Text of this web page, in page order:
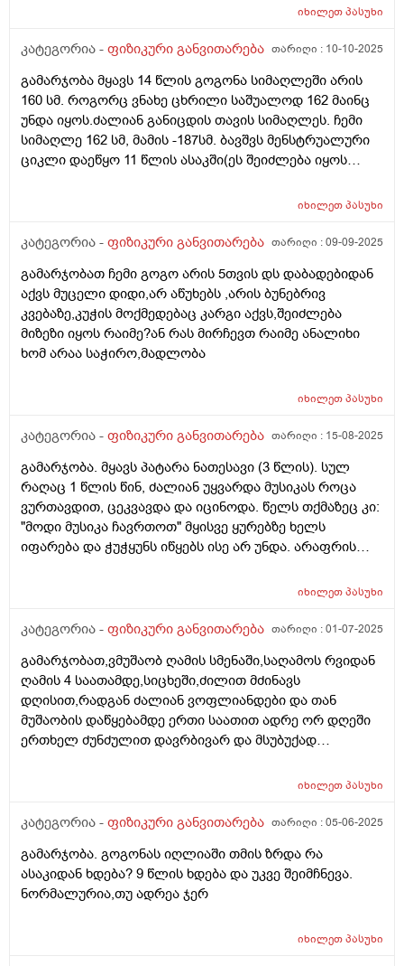
იხილეთპასუხი
კატეგორია - ფიზიკური განვითარება თარიღი : 10-10-2025
გამარჯობა მყავს 14 წლის გოგონა სიმაღლეში არის
160 სმ. როგორც ვნახე ცხრილი საშუალოდ 162 მაინც
უნდა იყოს.ძალიან განიცდის თავის სიმაღლეს. ჩემი
სიმაღლე 162 სმ, მამის -187სმ. ბავშვს მენსტრუალური
ციკლი დაეწყო 11 წლის ასაკში(ეს შეიძლება იყოს
მიღებას.ან რა რჩევა შეგიძლიათ რომ მომცეთ.
იხილეთპასუხი
კატეგორია - ფიზიკური განვითარება თარიღი :09-09-2025
გამარჯობათ ჩემი გოგო არის 5თვის დს დაბადებიდან
აქვს მუცელი დიდი,არ აწუხებს ,არის ბუნებრივ
კვებაზე,კუჭის მოქმედებაც კარგი აქვს,შეიძლება
მიზეზი იყოს რაიმე?ან რას მირჩევთ რაიმე ანალიხი
ხომ არაა საჭირო,მადლობა
იხილეთპასუხი
კატეგორია - ფიზიკური განვითარება თარიღი : 15-08-2025
გამარჯობა. მყავს პატარა ნათესავი (3 წლის). სულ
რაღაც 1 წლის წინ, ძალიან უყვარდა მუსიკას როცა
ვურთავდით, ცეკვავდა და იცინოდა. წელს თქმაზეც კი:
"მოდი მუსიკა ჩავრთოთ" მყისვე ყურებზე ხელს
იფარება და ჭუჭყუნს იწყებს ისე არ უნდა. არაფრის
ქმედებები ნორმალურია, გვეკონტაქტება ჩვეულებრივ
როგორ ფიქრობთ, რასთან შეიძლება გვქონდეს
იხილეთპასუხი
კატეგორია - ფიზიკური განვითარება თარიღი :01-07-2025
გამარჯობათ,ვმუშაობ ღამის სმენაში,საღამოს რვიდან
ღამის 4 საათამდე,სიცხეში,ძილით მძინავს
დღისით,რადგან ძალიან ვოფლიანდები და თან
მუშაობის დაწყებამდე ერთი საათით ადრე ორ დღეში
ერთხელ ძუნძულით დავრბივარ და მსუბუქად
სპორტული დანამატები,ერთი არის ფხვნილის
და ტვინში სისხლის მიმოქცევას,ხელს უშლის
ენერგიას,კვებაც არ მაქვს
განსაკუთრებული,პირობებიდან გამომდინარე მიწევს
სულ მშრალების ჭამა,ყველა დღე შაურმა ან შაურმის
ვჭამ რაცარუნდა მოვინდომო,ყველა დღე მინიმუმ 2.5
იხილეთპასუხი
კატეგორია - ფიზიკური განვითარება თარიღი :05-06-2025
გამარჯობა. გოგონას იღლიაში თმის ზრდა რა
ასაკიდან ხდება? 9 წლის ხდება და უკვე შეიმჩნევა.
ნორმალურია,თუ ადრეა ჯერ
იხილეთპასუხი